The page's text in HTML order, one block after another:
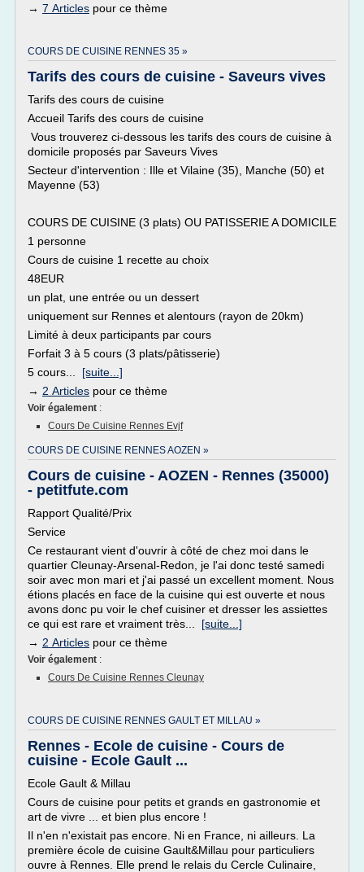
→ 7 Articles pour ce thème
COURS DE CUISINE RENNES 35 »
Tarifs des cours de cuisine - Saveurs vives
Tarifs des cours de cuisine
Accueil Tarifs des cours de cuisine
Vous trouverez ci-dessous les tarifs des cours de cuisine à
domicile proposés par Saveurs Vives
Secteur d'intervention : Ille et Vilaine (35), Manche (50) et
Mayenne (53)
COURS DE CUISINE (3 plats) OU PATISSERIE A DOMICILE
1 personne
Cours de cuisine 1 recette au choix
48EUR
un plat, une entrée ou un dessert
uniquement sur Rennes et alentours (rayon de 20km)
Limité à deux participants par cours
Forfait 3 à 5 cours (3 plats/pâtisserie)
5 cours... [suite...]
→ 2 Articles pour ce thème
Voir également :
Cours De Cuisine Rennes Evjf
COURS DE CUISINE RENNES AOZEN »
Cours de cuisine - AOZEN - Rennes (35000)
- petitfute.com
Rapport Qualité/Prix
Service
Ce restaurant vient d'ouvrir à côté de chez moi dans le
quartier Cleunay-Arsenal-Redon, je l'ai donc testé samedi
soir avec mon mari et j'ai passé un excellent moment. Nous
étions placés en face de la cuisine qui est ouverte et nous
avons donc pu voir le chef cuisiner et dresser les assiettes
ce qui est rare et vraiment très... [suite...]
→ 2 Articles pour ce thème
Voir également :
Cours De Cuisine Rennes Cleunay
COURS DE CUISINE RENNES GAULT ET MILLAU »
Rennes - Ecole de cuisine - Cours de
cuisine - Ecole Gault ...
Ecole Gault & Millau
Cours de cuisine pour petits et grands en gastronomie et
art de vivre ... et bien plus encore !
Il n'en n'existait pas encore. Ni en France, ni ailleurs. La
première école de cuisine Gault&Millau pour particuliers
ouvre à Rennes. Elle prend le relais du Cercle Culinaire,